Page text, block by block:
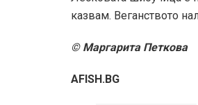
казвам. Веганството
© Маргарита Петкова
AFISH.BG